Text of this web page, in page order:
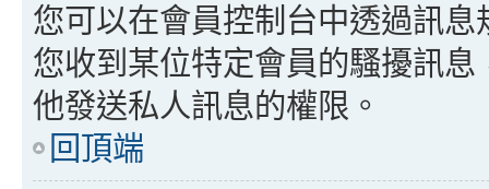
您可以在會員控制台中透過訊
您收到某位特定會員的騷擾訊
他發送私人訊息的權限。
回頂端